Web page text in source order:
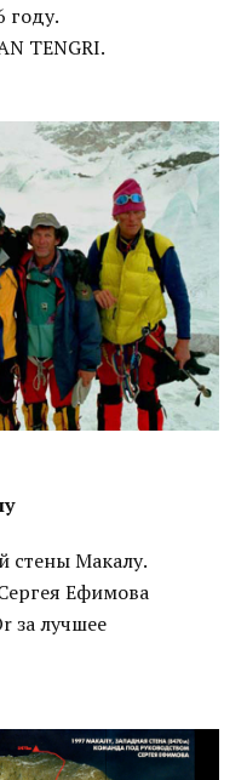
году.
TENGRI.
стены Макалу.
Ефимова
за лучшее